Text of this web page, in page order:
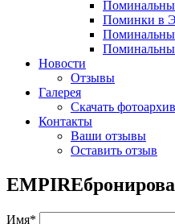
Поминки в
Новости
Отзывы
Галерея
Скачать фотоархив
Контакты
Ваши отзывы
Оставить отзыв
EMPIRE
Имя*